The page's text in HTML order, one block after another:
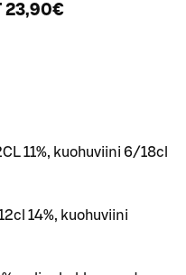
23,90€
11%, kuohuviini 6/18cl
14%, kuohuviini